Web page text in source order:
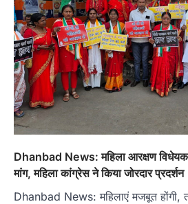
Dhanbad News: महिला आरक्षण विधेयक
मांग, महिला कांग्रेस ने किया जोरदार प्रदर्शन
Dhanbad News: महिलाएं मजबूत होंगी,